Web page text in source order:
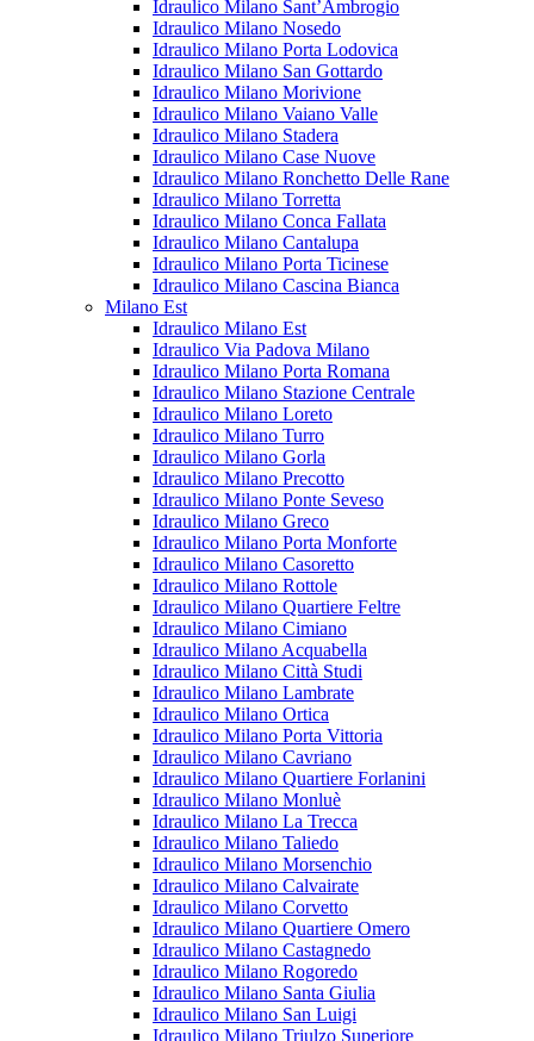
Idraulico Milano Sant’Ambrogio
Idraulico Milano Nosedo
Idraulico Milano Porta Lodovica
Idraulico Milano San Gottardo
Idraulico Milano Morivione
Idraulico Milano Vaiano Valle
Idraulico Milano Stadera
Idraulico Milano Case Nuove
Idraulico Milano Ronchetto Delle Rane
Idraulico Milano Torretta
Idraulico Milano Conca Fallata
Idraulico Milano Cantalupa
Idraulico Milano Porta Ticinese
Idraulico Milano Cascina Bianca
Milano Est
Idraulico Milano Est
Idraulico Via Padova Milano
Idraulico Milano Porta Romana
Idraulico Milano Stazione Centrale
Idraulico Milano Loreto
Idraulico Milano Turro
Idraulico Milano Gorla
Idraulico Milano Precotto
Idraulico Milano Ponte Seveso
Idraulico Milano Greco
Idraulico Milano Porta Monforte
Idraulico Milano Casoretto
Idraulico Milano Rottole
Idraulico Milano Quartiere Feltre
Idraulico Milano Cimiano
Idraulico Milano Acquabella
Idraulico Milano Città Studi
Idraulico Milano Lambrate
Idraulico Milano Ortica
Idraulico Milano Porta Vittoria
Idraulico Milano Cavriano
Idraulico Milano Quartiere Forlanini
Idraulico Milano Monluè
Idraulico Milano La Trecca
Idraulico Milano Taliedo
Idraulico Milano Morsenchio
Idraulico Milano Calvairate
Idraulico Milano Corvetto
Idraulico Milano Quartiere Omero
Idraulico Milano Castagnedo
Idraulico Milano Rogoredo
Idraulico Milano Santa Giulia
Idraulico Milano San Luigi
Idraulico Milano Triulzo Superiore